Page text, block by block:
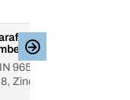
cabeça de
PH
965, Phillips, Aço,
Zincado, rosca total